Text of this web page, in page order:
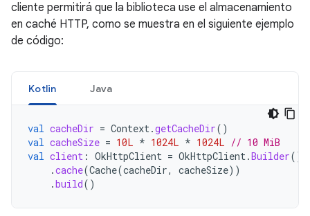
cliente permitirá que la biblioteca use el almacenamiento
en caché HTTP, como se muestra en el siguiente ejemplo
de código:
Kotlin Java
val cacheDir = Context.getCacheDir()
val cacheSize = 10L * 1024L * 1024L // 10 MiB
val client : OkHttpClient = OkHttpClient.Builder()
.cache(Cache(cacheDir, cacheSize))
.build()